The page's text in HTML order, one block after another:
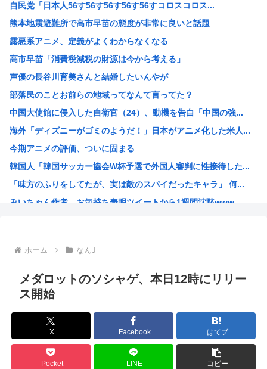
お前らが性欲のせいでやってしまったキチゲェ行為あげてけ
数学者「AIで数学の未解決問題解いたわ」女性「お前の証明...
【朗報】アラブ、秋田県に2兆円の投資www
【画像】整形でめっちゃ成功して可愛くなった女www 【P...
【朗報】日産e-power、無給油で1980km走行しギ...
【画像】村重杏奈さん(30)のおっ◯いがコチラ
【画像あり】おまいら、この中からロシア美女を選んでしまう...
【悲報】立ちんぼJK、カメラで撮られて発狂
「ビールと水を交互に飲まないと倒れるグラス」発売 適正飲...
エース級の財務官僚・一松旬氏が“異例転出”へ 官邸幹部「...
「キスしろ」というヤジからパニックに… 渡邊渚が語るフラ...
自民党「日本人56す56す56す56す56すコロスコロス...
熊本地震避難所で高市早苗の態度が非常に良いと話題
露悪系アニメ、定義がよくわからなくなる
高市早苗「消費税減税の財源は今から考える」
声優の長谷川育美さんと結婚したいんやが
部落民のことお前らの地域ってなんて言ってた？
中国大使館に侵入した自衛官（24）、動機を告白「中国の強...
海外「ディズニーがゴミのようだ！」日本がアニメ化した米人...
今期アニメの評価、ついに固まる
韓国人「韓国サッカー協会W杯予選で外国人審判に性接待した...
「味方のふりをしてたが、実は敵のスパイだったキャラ」 何...
みいちゃん作者、お気持ち表明ツイートから1週間沈黙www
【画像】カノカリ女、とんでもないエ口グッズにされてしまい...
韓国人「日本には韓国みたいなドラッグストアがないので韓国...
宮崎駿「声優は娼婦のような声」←これ正論すぎるよな
バンダイナムコ決算、プリキュアが前年比大幅減少
財務省のエース、左遷
韓国人「地震で高市早苗ちゃんは北朝鮮の金正恩と比較され完...
ホーム なんJ
メダロットのソシャゲ、本日12時にリリー
ス開始
X Facebook はてブ
Pocket LINE コピー